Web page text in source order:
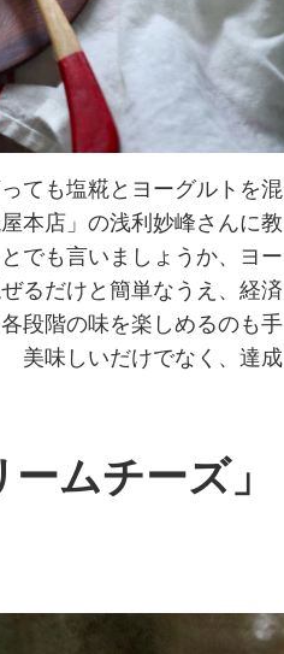
ても塩糀とヨーグルトを混
本店」の浅利妙峰さんに教
でも言いましょうか、ヨー
るだけと簡単なうえ、経済
段階の味を楽しめるのも手
美味しいだけでなく、達成
ムチーズ」